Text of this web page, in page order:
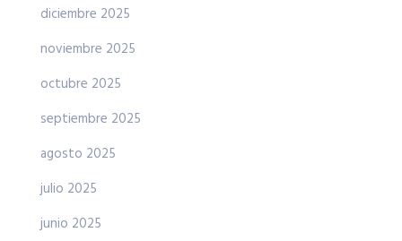
diciembre 2025
noviembre 2025
octubre 2025
septiembre 2025
agosto 2025
julio 2025
junio 2025